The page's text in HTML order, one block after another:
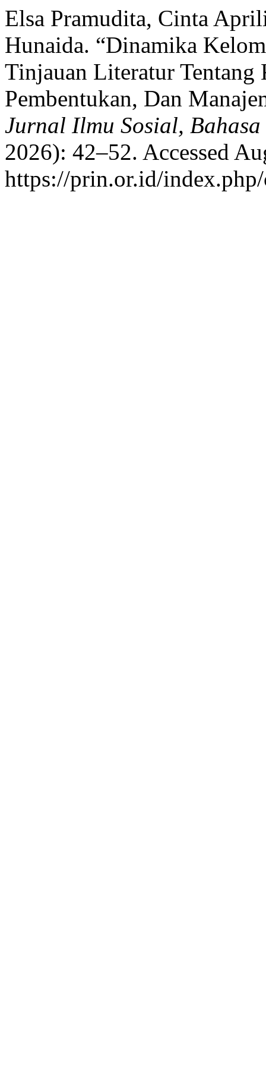
Elsa Pramudita, Cinta
Hunaida. “Dinamika
Tinjauan Literatur
Pembentukan, Dan
Jurnal Ilmu Sosial,
2026): 42–52. Accessed
https://prin.or.id/